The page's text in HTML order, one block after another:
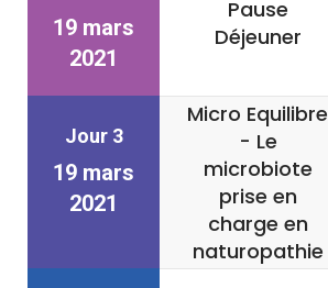
19 mars
2021
Pause
Déjeuner
Jour 3
19 mars
2021
Micro Equilibre
- Le
microbiote
prise en
charge en
naturopathie